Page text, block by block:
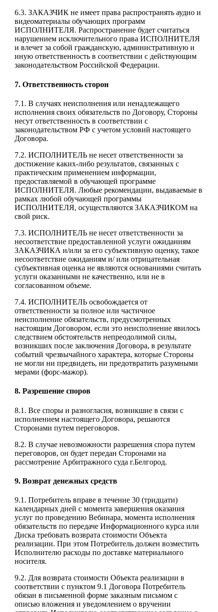
6.3. ЗАКАЗЧИК не имеет права распространять аудио и
видеоматериалы обучающих программ
ИСПОЛНИТЕЛЯ. Распространение будет считаться
нарушением исключительного права ИСПОЛНИТЕЛЯ
и влечет за собой гражданскую, административную и
иную ответственность в соответствии с действующим
законодательством Российской Федерации.
7. Ответственность сторон
7.1. В случаях неисполнения или ненадлежащего
исполнения своих обязательств по Договору, Стороны
несут ответственность в соответствии с
законодательством РФ с учетом условий настоящего
Договора.
7.2. ИСПОЛНИТЕЛЬ не несет ответственности за
достижение каких-либо результатов, связанных с
практическим применением информации,
предоставляемой в обучающей программе
ИСПОЛНИТЕЛЯ. Любые рекомендации, выдаваемые в
рамках любой обучающей программы
ИСПОЛНИТЕЛЯ, осуществляются ЗАКАЗЧИКОМ на
свой риск.
7.3. ИСПОЛНИТЕЛЬ не несет ответственности за
несоответствие предоставленной услуги ожиданиям
ЗАКАЗЧИКА и/или за его субъективную оценку, такое
несоответствие ожиданиям и/ или отрицательная
субъективная оценка не являются основаниями считать
услуги оказанными не качественно, или не в
согласованном объеме.
7.4. ИСПОЛНИТЕЛЬ освобождается от
ответственности за полное или частичное
неисполнение обязательств, предусмотренных
настоящим Договором, если это неисполнение явилось
следствием обстоятельств непреодолимой силы,
возникших после заключения Договора, в результате
событий чрезвычайного характера, которые Стороны
не могли ни предвидеть, ни предотвратить разумными
мерами (форс-мажор).
8. Разрешение споров
8.1. Все споры и разногласия, возникшие в связи с
исполнением настоящего Договора, решаются
Сторонами путем переговоров.
8.2. В случае невозможности разрешения спора путем
переговоров, он будет передан Сторонами на
рассмотрение Арбитражного суда г.Белгород.
9. Возврат денежных средств
9.1. Потребитель вправе в течение 30 (тридцати)
календарных дней с момента завершения оказания
услуг по проведению Вебинара, момента исполнения
обязательств по передаче Информационного курса или
Диска требовать возврата стоимости Объекта
реализации. При этом Потребитель должен возместить
Исполнителю расходы по доставке материального
носителя.
9.2. Для возврата стоимости Объекта реализации в
соответствии с пунктом 9.1 Договора Потребитель
обязан в письменной форме заказным письмом с
описью вложения и уведомлением о вручении